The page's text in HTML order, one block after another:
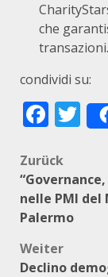
che
transazioni.
condividi su:
Zurück
nelle PMI
Palermo
Weiter
Declino